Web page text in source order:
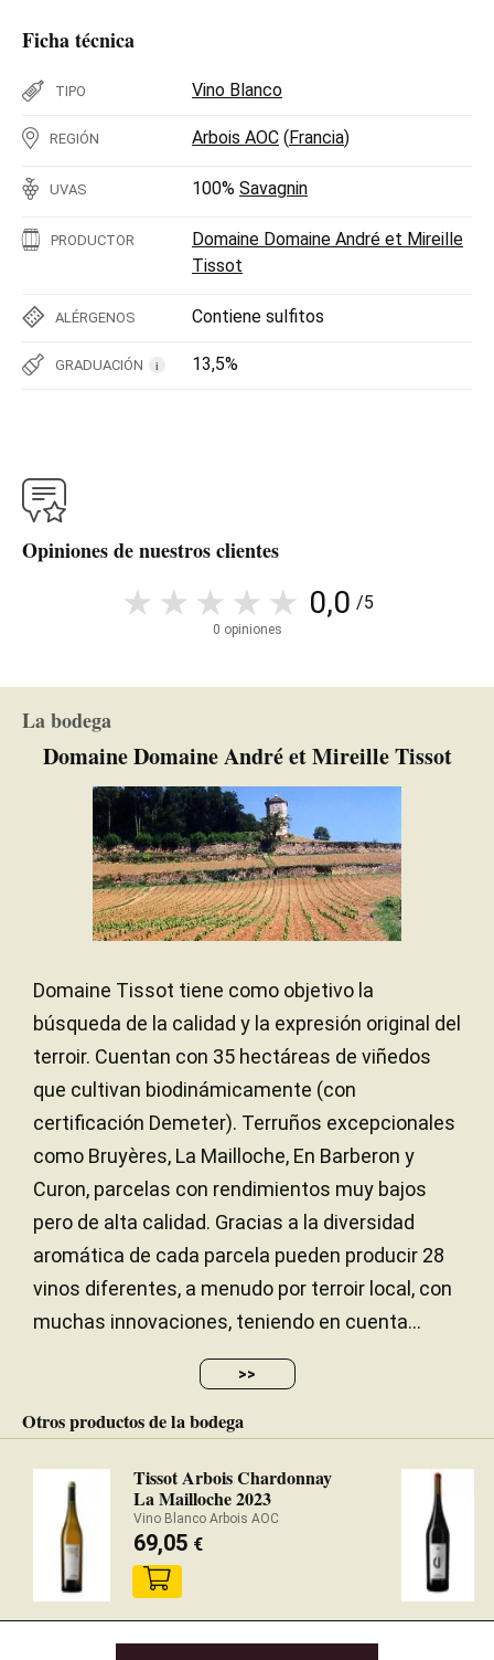
Ficha técnica
TIPO Vino Blanco
REGIÓN Arbois AOC (Francia)
UVAS 100% Savagnin
PRODUCTOR
Domaine Domaine André et Mireille
Tissot
ALÉRGENOS Contiene sulfitos
GRADUACIÓN i 13,5%
Opiniones de nuestros clientes
0,0 /5
0 opiniones
La bodega
Domaine Domaine André et Mireille Tissot
Domaine Tissot tiene como objetivo la
búsqueda de la calidad y la expresión original del
terroir. Cuentan con 35 hectáreas de viñedos
que cultivan biodinámicamente (con
certificación Demeter). Terruños excepcionales
como Bruyères, La Mailloche, En Barberon y
Curon, parcelas con rendimientos muy bajos
pero de alta calidad. Gracias a la diversidad
aromática de cada parcela pueden producir 28
vinos diferentes, a menudo por terroir local, con
muchas innovaciones, teniendo en cuenta...
>>
Otros productos de la bodega
Tissot Arbois Chardonnay
La Mailloche 2023
Vino Blanco Arbois AOC
69,05 €